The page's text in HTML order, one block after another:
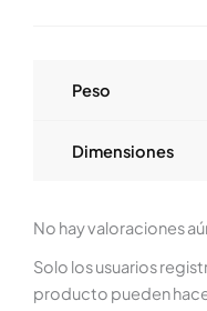
Peso
Dimensiones
No hay valoraciones
Solo los usuarios
producto pueden